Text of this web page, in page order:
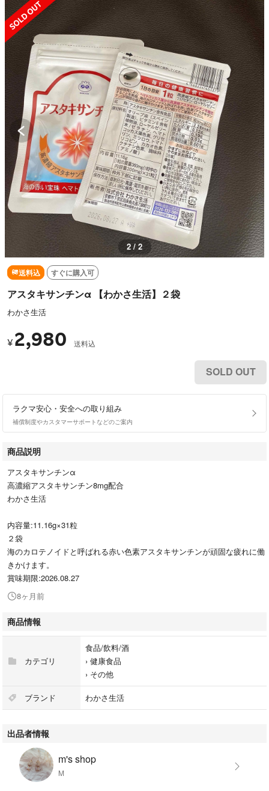
SOLD OUT
1 / 2
送料込 すぐに購入可
アスタキサンチンα 【わかさ生活】２袋
わかさ生活
¥ 2,980 送料込
SOLD OUT
ラクマ安心・安全への取り組み
補償制度やカスタマーサポートなどのご案内
商品説明
アスタキサンチンα
高濃縮アスタキサンチン8mg配合
わかさ生活
内容量:11.16g×31粒
２袋
海のカロテノイドと呼ばれる赤い色素アスタキサンチンが頑固な疲れに働
きかけます。
賞味期限:2026.08.27
8ヶ月前
商品情報
カテゴリ
食品/飲料/酒
› 健康食品
› その他
ブランド わかさ生活
出品者情報
m's shop
M